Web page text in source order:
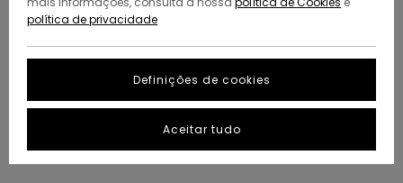
política de privacidade
Definições de cookies
Aceitar tudo